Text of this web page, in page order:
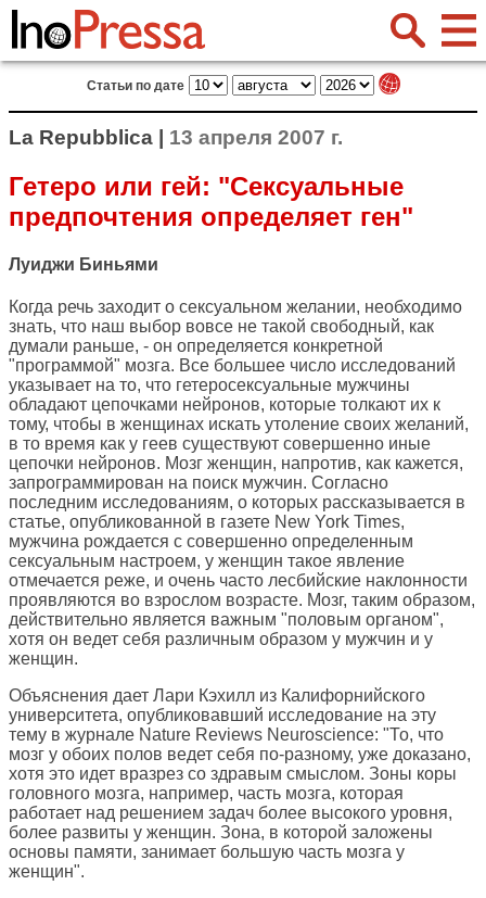
Статьи по дате
La Repubblica | 13 апреля 2007 г.
Гетеро или гей: "Сексуальные
предпочтения определяет ген"
Луиджи Биньями
Когда речь заходит о сексуальном желании, необходимо
знать, что наш выбор вовсе не такой свободный, как
думали раньше, - он определяется конкретной
"программой" мозга. Все большее число исследований
указывает на то, что гетеросексуальные мужчины
обладают цепочками нейронов, которые толкают их к
тому, чтобы в женщинах искать утоление своих желаний,
в то время как у геев существуют совершенно иные
цепочки нейронов. Мозг женщин, напротив, как кажется,
запрограммирован на поиск мужчин. Согласно
последним исследованиям, о которых рассказывается в
статье, опубликованной в газете New York Times,
мужчина рождается с совершенно определенным
сексуальным настроем, у женщин такое явление
отмечается реже, и очень часто лесбийские наклонности
проявляются во взрослом возрасте. Мозг, таким образом,
действительно является важным "половым органом",
хотя он ведет себя различным образом у мужчин и у
женщин.
Объяснения дает Лари Кэхилл из Калифорнийского
университета, опубликовавший исследование на эту
тему в журнале Nature Reviews Neuroscience: "То, что
мозг у обоих полов ведет себя по-разному, уже доказано,
хотя это идет вразрез со здравым смыслом. Зоны коры
головного мозга, например, часть мозга, которая
работает над решением задач более высокого уровня,
более развиты у женщин. Зона, в которой заложены
основы памяти, занимает большую часть мозга у
женщин".